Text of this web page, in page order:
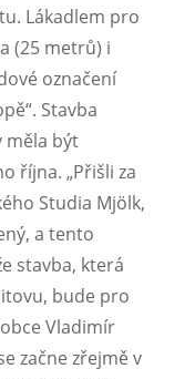
Lákadlem pro
(25 metrů) i
označení
Stavba
měla být
října. „Přišli za
Studia Mjölk,
a tento
stavba, která
bude pro
Vladimír
začne zřejmě v